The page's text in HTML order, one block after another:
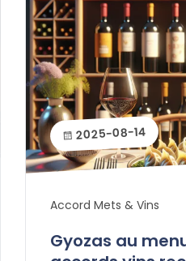
2025-08-14
Accord Mets & Vins
Gyozas au